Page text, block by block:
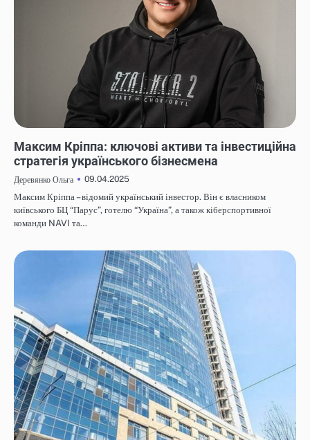
Максим Кріппа: ключові активи та інвестиційна
стратегія українського бізнесмена
Деревянко Ольга
09.04.2025
Максим Кріппа – відомий український інвестор. Він є власником
київського БЦ “Парус”, готелю “Україна”, а також кіберспортивної
команди NAVI та…